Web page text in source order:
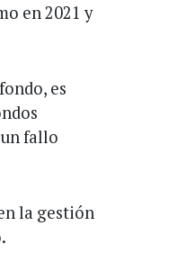
en 2021 y
es
fallo
la gestión